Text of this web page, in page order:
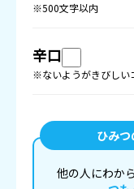
※500文字以内
辛口
※ないようがきびしい
ひみ
他の人にわか